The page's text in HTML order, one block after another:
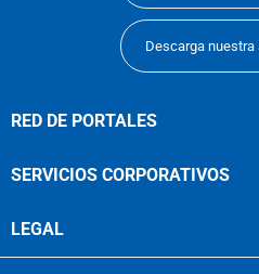
Descarga nuestra
RED DE PORTALES
SERVICIOS CORPORATIVOS
LEGAL